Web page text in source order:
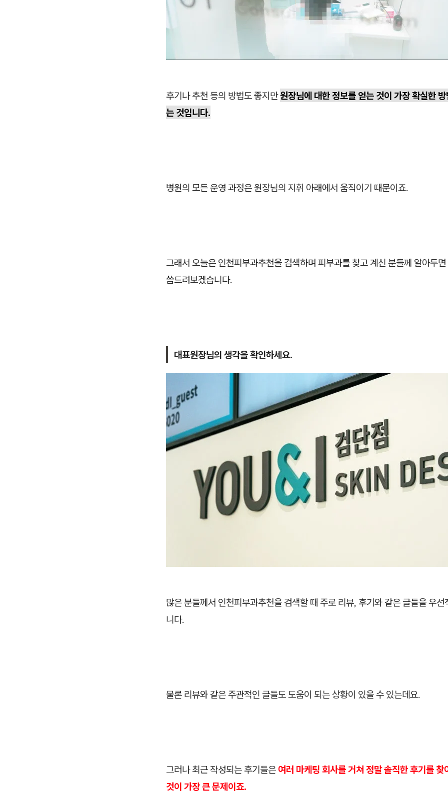
후기나 추천 등의 방법도 좋지만원장님에 대한 정보를 얻는 것이 가장 확실한
는 것입니다.
병원의 모든 운영 과정은 원장님의 지휘 아래에서 움직이기 때문이죠.
그래서 오늘은 인천피부과추천을 검색하며 피부과를 찾고 계신 분들께 알아두
씀드려보겠습니다.
대표원장님의 생각을 확인하세요.
많은 분들께서 인천피부과추천을 검색할 때 주로 리뷰, 후기와 같은 글들을 우선
니다.
물론 리뷰와 같은 주관적인 글들도 도움이 되는 상황이 있을 수 있는데요.
그러나 최근 작성되는 후기들은여러 마케팅 회사를 거쳐 정말 솔직한 후기를 찾
것이 가장 큰 문제이죠.